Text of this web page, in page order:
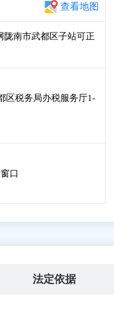
查看地图
陇南市武都区子站可正
区税务局办税服务厅1-
口
法定依据